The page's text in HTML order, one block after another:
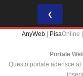
❮
AnyWeb PisaOnline |
Portale
Questo portale aderisce al